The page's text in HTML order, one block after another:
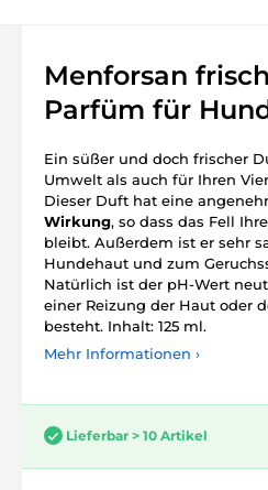
Menforsan
Parfüm für
Ein süßer und doch frischer
Umwelt als auch für Ihren
Dieser Duft hat eine
Wirkung, so dass das Fell
bleibt. Außerdem ist er sehr
Hundehaut und zum
Natürlich ist der pH-Wert
einer Reizung der Haut oder
besteht. Inhalt: 125 ml.
Mehr Informationen ›
Lieferbar > 10 Artikel